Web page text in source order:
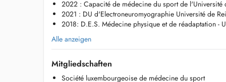
Le docteur Florie KUTA prend en charge les pathologies
locomoteur (os, articulations, muscles, tendons,
pathologies du rachis. Elle pratique la mésothérapie à
locomoteur.
Elle réalise des électroneuromyogrammes (EMG) pour
du canal carpien), sciatique ou névralgie cervico-brachiale.
2022 : Capacité de médecine du sport de l'Université
2021 : DU d'Electroneuromyographie Université de
2018: D.E.S. Médecine physique et de réadaptation -
Alle anzeigen
Mitgliedschaften
Société luxembourgeoise de médecine du sport